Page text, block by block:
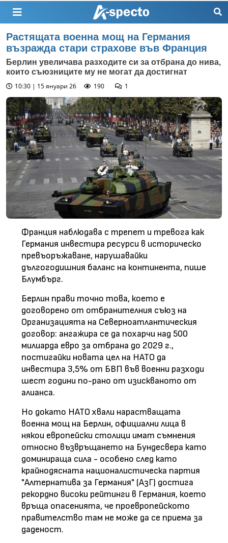
Растящата военна мощ на Германия
възражда стари страхове във Франция
Берлин увеличава разходите си за отбрана до нива,
които съюзниците му не могат да достигнат
10:30 | 15 януари 26
190 1
Франция наблюдава с трепет и тревога как
Германия инвестира ресурси в историческо
превъоръжаване, нарушавайки
дългогодишния баланс на континента, пише
Блумбърг.
Берлин прави точно това, което е
договорено от отбранителния съюз на
Организацията на Северноатлантическия
договор: ангажира се да похарчи над 500
милиарда евро за отбрана до 2029 г.,
постигайки новата цел на НАТО да
инвестира 3,5% от БВП във военни разходи
шест години по-рано от изискваното от
алианса.
Но докато НАТО хвали нарастващата
военна мощ на Берлин, официални лица в
някои европейски столици имат съмнения
относно възвръщането на Бундесвера като
доминираща сила - особено след като
крайнодясната националистическа партия
"Алтернатива за Германия" (АзГ) достига
рекордно високи рейтинги в Германия, което
връща опасенията, че проевропейското
правителство там не може да се приема за
даденост.